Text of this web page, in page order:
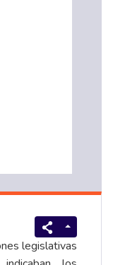
legislativas